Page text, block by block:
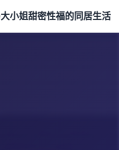
小姐甜密性福的同居生活